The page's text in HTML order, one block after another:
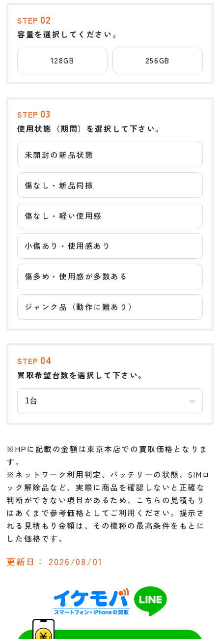
STEP 02
容量を選択してください。
128GB 256GB
STEP 03
使用状態（期間）を選択して下さい。
未開封の新品状態
傷なし・新品同様
傷なし・軽い使用感
小傷あり・使用感あり
傷多め・使用感が多数ある
ジャンク品（動作に難あり）
STEP 04
買取希望台数を選択して下さい。
※HPに記載の金額は東京本店での買取価格となりま
す。
※ネットワーク利用判定、バッテリーの状態、SIMロ
ック解除品など、実際に商品を確認しないと正確な
判断ができない項目があるため、こちらの見積もり
はあくまで参考価格としてご利用ください。提示さ
れる見積もり金額は、その機種の最高条件をもとに
した価格です。
更新日： 2026/08/01